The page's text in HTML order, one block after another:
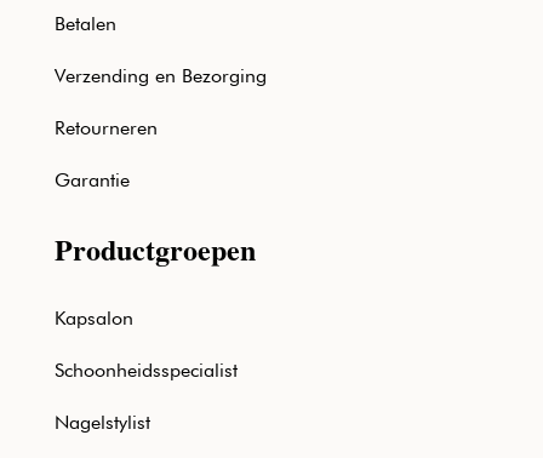
Betalen
Verzending en Bezorging
Retourneren
Garantie
Productgroepen
Kapsalon
Schoonheidsspecialist
Nagelstylist